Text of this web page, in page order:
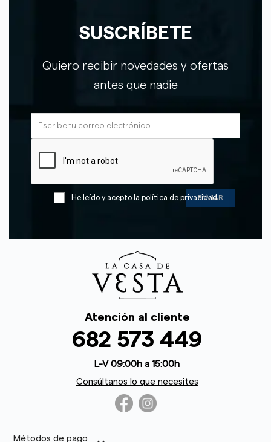
SUSCRÍBETE
Quiero recibir novedades y ofertas
antes que nadie
He leído y acepto la política de privacidad
Atención al cliente
682 573 449
L-V 09:00h a 15:00h
Consúltanos lo que necesites
Métodos de pago